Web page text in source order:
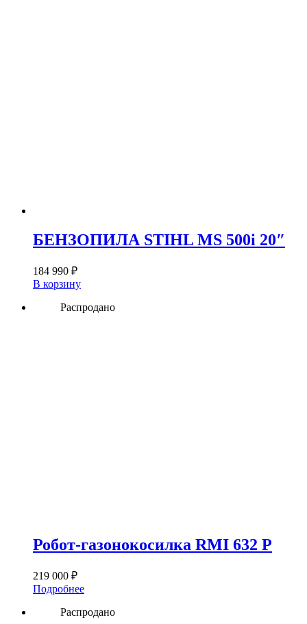
БЕНЗОПИЛА STIHL MS 500i 20″
184 990 ₽
В корзину
Распродано
Робот-газонокосилка RMI 632 P
219 000 ₽
Подробнее
Распродано